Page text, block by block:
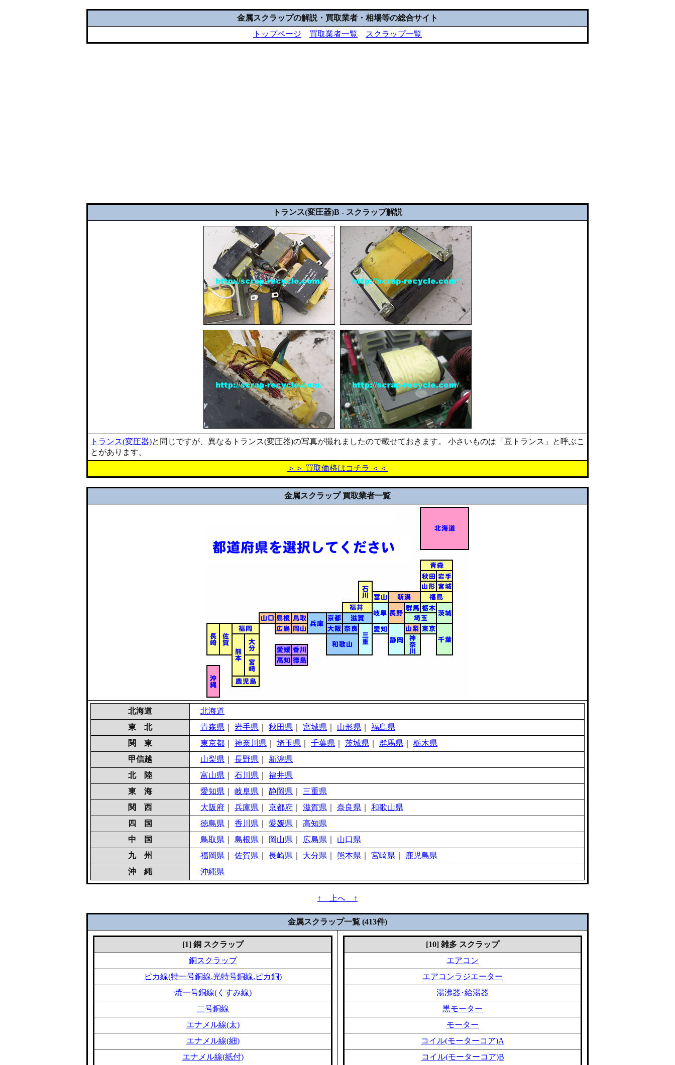
金属スクラップの解説・買取業者・相場等の総合サイト
トップページ
買取業者一覧 スクラップ一覧
トランス(変圧器)B - スクラップ解説
トランス(変圧器)と同じですが、異なるトランス(変圧器)の写真が撮れましたので載せておきます。 小さいものは「豆トランス」と呼ぶこ
とがあります。
＞＞ 買取価格はコチラ ＜＜
金属スクラップ 買取業者一覧
北海道
北海道
東 北
青森県 岩手県 秋田県 宮城県 山形県
福島県
関 東
東京都 神奈川県 埼玉県 千葉県 茨城県 群馬県
栃木県
甲信越
山梨県 長野県
新潟県
北 陸
富山県 石川県
福井県
東 海
愛知県 岐阜県 静岡県
三重県
関 西
大阪府 兵庫県 京都府 滋賀県 奈良県
和歌山県
四 国
徳島県 香川県 愛媛県
高知県
中 国
鳥取県 島根県 岡山県 広島県
山口県
九 州
福岡県 佐賀県 長崎県 大分県 熊本県 宮崎県
鹿児島県
沖 縄
沖縄県
↑ 上へ ↑
金属スクラップ一覧 (413件)
[1] 銅 スクラップ
銅スクラップ
ピカ線(特一号銅線,光特号銅線,ピカ銅)
焼一号銅線(くすみ線)
二号銅線
エナメル線(太)
エナメル線(細)
エナメル線(紙付)
[10] 雑多 スクラップ
エアコン
エアコンラジエーター
湯沸器･給湯器
黒モーター
モーター
コイル(モーターコア)A
コイル(モーターコア)B